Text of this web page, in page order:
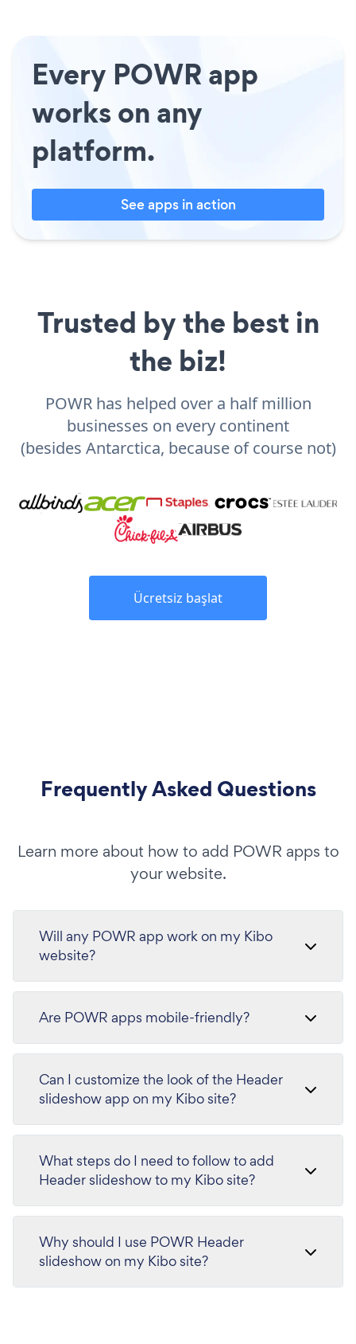
Every POWR app
works on any
platform.
See apps in action
Trusted by the best in
the biz!
POWR has helped over a half million
businesses on every continent
(besides Antarctica, because of course not)
Ücretsiz başlat
Frequently Asked Questions
Learn more about how to add POWR apps to
your website.
Will any POWR app work on my Kibo
website?
Are POWR apps mobile-friendly?
Can I customize the look of the Header
slideshow app on my Kibo site?
What steps do I need to follow to add
Header slideshow to my Kibo site?
Why should I use POWR Header
slideshow on my Kibo site?